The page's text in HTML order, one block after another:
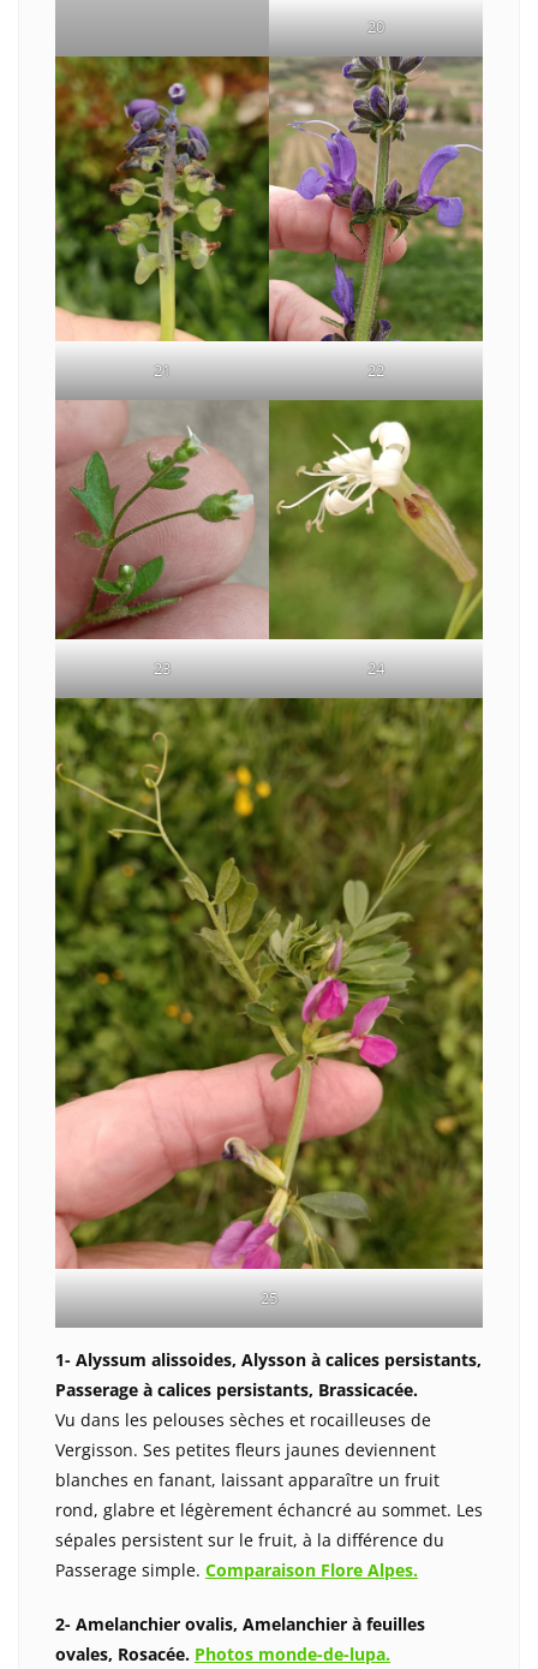
20
21 22
23 24
25
1- Alyssum alissoides, Alysson à calices persistants,
Passerage à calices persistants, Brassicacée.
Vu dans les pelouses sèches et rocailleuses de
Vergisson. Ses petites fleurs jaunes deviennent
blanches en fanant, laissant apparaître un fruit
rond, glabre et légèrement échancré au sommet. Les
sépales persistent sur le fruit, à la différence du
Passerage simple. Comparaison Flore Alpes.
2- Amelanchier ovalis, Amelanchier à feuilles
ovales, Rosacée. Photos monde-de-lupa.